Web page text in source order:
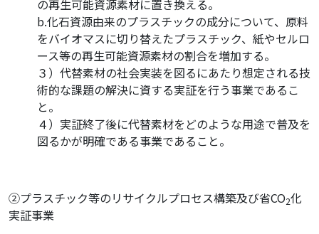
の再生可能資源素材に置き換える。
b.化石資源由来のプラスチックの成分について、原料
をバイオマスに切り替えたプラスチック、紙やセルロ
ース等の再生可能資源素材の割合を増加する。
３）代替素材の社会実装を図るにあたり想定される技
術的な課題の解決に資する実証を行う事業であるこ
と。
４）実証終了後に代替素材をどのような用途で普及を
図るかが明確である事業であること。
②プラスチック等のリサイクルプロセス構築及び省CO2化
実証事業